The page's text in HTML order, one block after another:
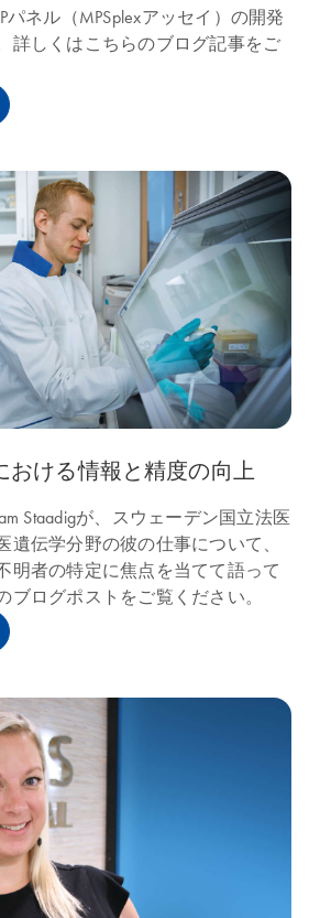
パネル（MPSplexアッセイ）の開発
詳しくはこちらのブログ記事をご
おける情報と精度の向上
Staadigが、スウェーデン国立法医
遺伝学分野の彼の仕事について、
明者の特定に焦点を当てて語って
ブログポストをご覧ください。